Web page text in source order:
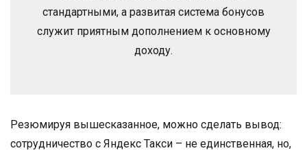
стандартными, а развитая система бонусов
служит приятным дополнением к основному
доходу.
Резюмируя вышесказанное, можно сделать вывод:
сотрудничество с Яндекс Такси – не единственная, но,